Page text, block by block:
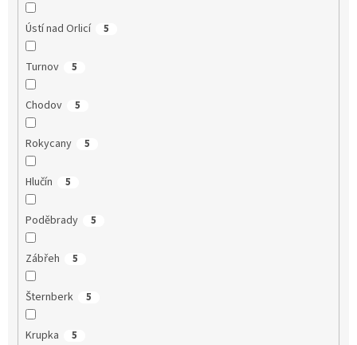
Ústí nad Orlicí 5
Turnov 5
Chodov 5
Rokycany 5
Hlučín 5
Poděbrady 5
Zábřeh 5
Šternberk 5
Krupka 5